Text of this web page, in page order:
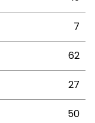
7
62
27
50